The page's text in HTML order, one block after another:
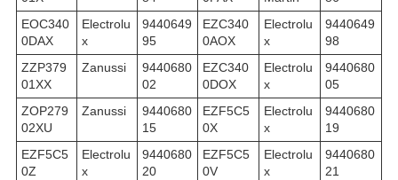
EOC340
0DAX
Electrolu
x
9440649
95
EZC340
0AOX
Electrolu
x
9440649
98
ZZP379
01XX
Zanussi
9440680
02
EZC340
0DOX
Electrolu
x
9440680
05
ZOP279
02XU
Zanussi
9440680
15
EZF5C5
0X
Electrolu
x
9440680
19
EZF5C5
0Z
Electrolu
x
9440680
20
EZF5C5
0V
Electrolu
x
9440680
21